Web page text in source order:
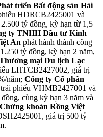
triển Bất động sản Hải
HDRCB2425001 và
tỷ đồng, kỳ hạn từ 1,5 –
ty TNHH Đầu tư Kinh
An phát hành thành công
tỷ đồng, kỳ hạn 2 năm,
mại Du lịch Lạc
LHTCB2427002, giá trị
năm; Công ty Cổ phần
phiếu VHMB2427001 và
cùng kỳ hạn 3 năm và
khoán Rồng Việt
giá trị 500 tỷ